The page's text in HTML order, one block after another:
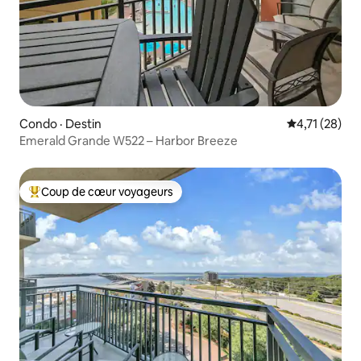
Condo · Destin Note
4,71 (28)
Emerald Grande W522 – Harbor Breeze
Coup de cœur voyageurs parmi les plus aimés
Coup de cœur voyageurs